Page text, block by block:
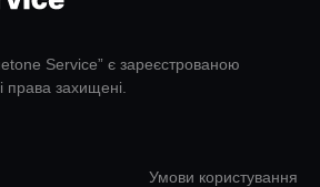
Service” є зареєстрованою
захищені.
Умови користування